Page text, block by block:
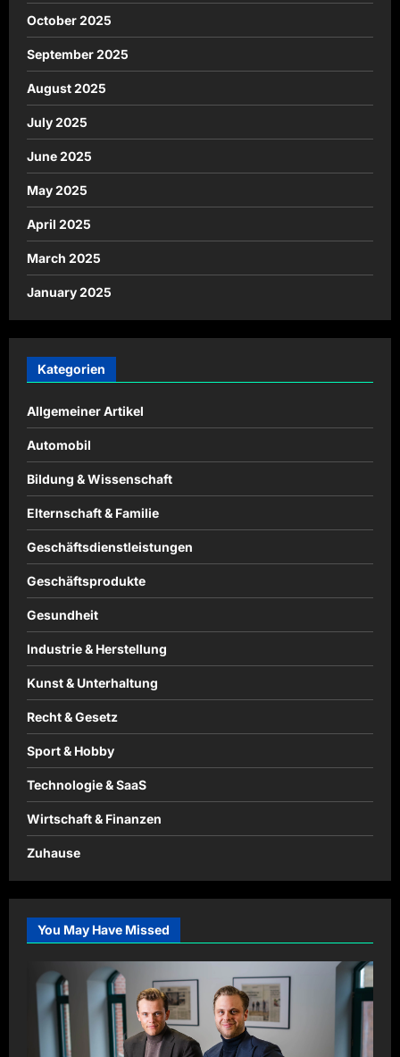
October 2025
September 2025
August 2025
July 2025
June 2025
May 2025
April 2025
March 2025
January 2025
Kategorien
Allgemeiner Artikel
Automobil
Bildung & Wissenschaft
Elternschaft & Familie
Geschäftsdienstleistungen
Geschäftsprodukte
Gesundheit
Industrie & Herstellung
Kunst & Unterhaltung
Recht & Gesetz
Sport & Hobby
Technologie & SaaS
Wirtschaft & Finanzen
Zuhause
You May Have Missed